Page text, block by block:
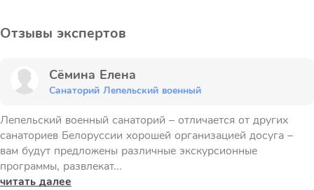
Отзывы экспертов
Сёмина Елена
Санаторий Лепельский военный
Лепельский военный санаторий – отличается от других
санаториев Белоруссии хорошей организацией досуга –
вам будут предложены различные экскурсионные
программы, развлекат...
читать далее